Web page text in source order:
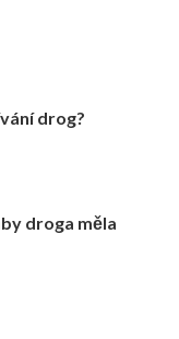
drog?
droga měla